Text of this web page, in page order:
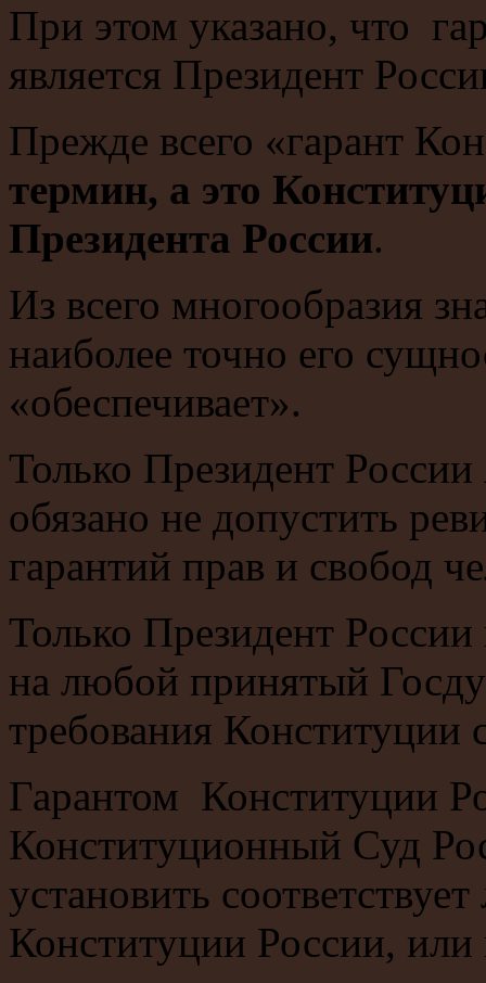
При этом указано, что
является Президент
Прежде всего «гарант
термин, а это
Президента России.
Из всего многообразия
наиболее точно его
«обеспечивает».
Только Президент
обязано не допустить
гарантий прав и свобод
Только Президент
на любой принятый
требования Конституции
Гарантом Конституции
Конституционный Суд
установить
Конституции России, или